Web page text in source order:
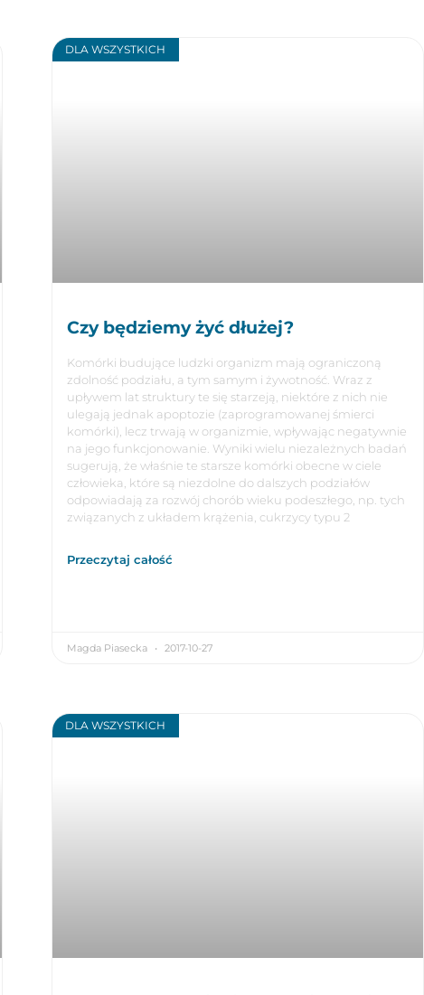
DLA WSZYSTKICH
Czy będziemy żyć dłużej?
Komórki budujące ludzki organizm mają ograniczoną
zdolność podziału, a tym samym i żywotność. Wraz z
upływem lat struktury te się starzeją, niektóre z nich nie
ulegają jednak apoptozie (zaprogramowanej śmierci
komórki), lecz trwają w organizmie, wpływając negatywnie
na jego funkcjonowanie. Wyniki wielu niezależnych badań
sugerują, że właśnie te starsze komórki obecne w ciele
człowieka, które są niezdolne do dalszych podziałów
odpowiadają za rozwój chorób wieku podeszłego, np. tych
związanych z układem krążenia, cukrzycy typu 2
Przeczytaj całość
Magda Piasecka 2017-10-27
DLA WSZYSTKICH